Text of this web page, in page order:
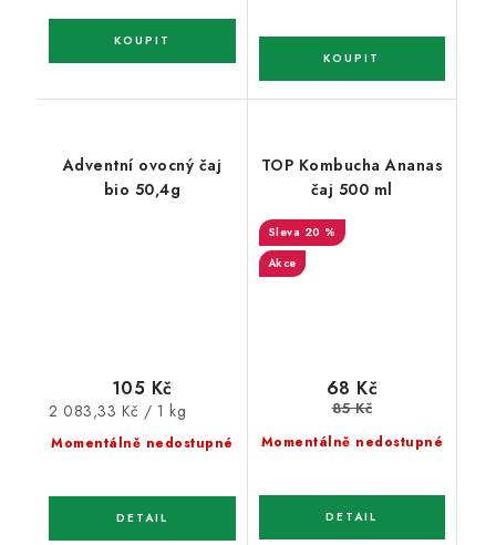
Adventní ovocný čaj
bio 50,4g
Momentálně nedostupné
105 Kč
Měrná
cena:
2 083,33 Kč / 1 kg
TOP Kombucha Ananas
čaj 500 ml
20 %
Akce
Momentálně nedostupné
68 Kč
85 Kč